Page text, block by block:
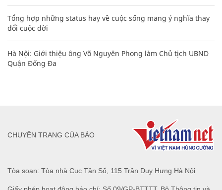
Tổng hợp những status hay về cuộc sống mang ý nghĩa thay
đổi cuộc đời
Hà Nội: Giới thiệu ông Võ Nguyên Phong làm Chủ tịch UBND
Quận Đống Đa
Tòa soạn: Tòa nhà Cục Tần Số, 115 Trần Duy Hưng Hà Nội
CHUYÊN TRANG CỦA BÁO